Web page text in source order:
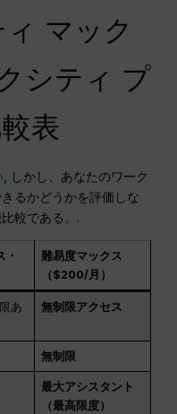
マック
シティ プ
表
, しかし、あなたのワーク
るかどうかを評価しな
較である。.
・
難易度マックス
（$200/月）
あ
無制限アクセス
無制限
最大アシスタント
（最高限度）